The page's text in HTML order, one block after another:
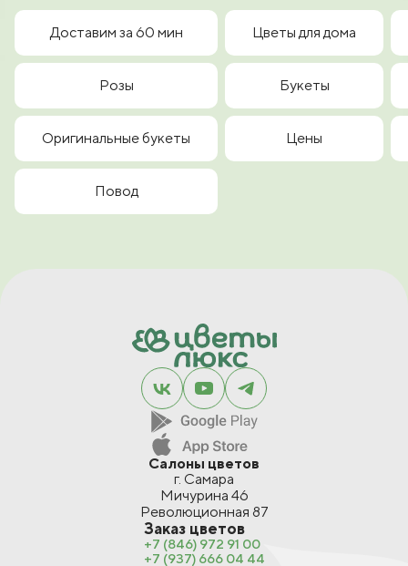
Доставим за 60 мин Цветы для дома
Розы Букеты
Оригинальные букеты Цены
Повод
Салоны цветов
г. Самара
Мичурина 46
Революционная 87
Заказ цветов
+7 (846) 972 91 00
+7 (937) 666 04 44